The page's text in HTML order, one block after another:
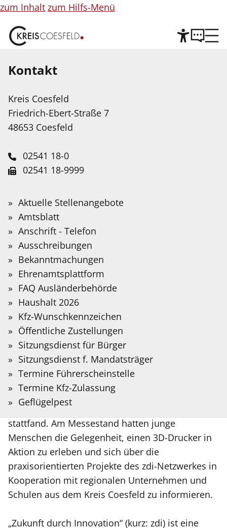
zum Inhalt zum Hilfs-Menü
Copyright
©
Service-Portal
Das Team des zdi-
Netzwerkes und der
Kommunalen Koordinierung
KAoA des Kreises Coesfeld
auf der CoeMBO 2024
Meldung
vom:
19.11.2024
Das Team des zdi-Netzwerkes und der
Kommunalen Koordinierungsstelle „Kein
Anschluss ohne Abschluss“ (kurz: KAoA) des
Kreises Coesfeld präsentierte sich mit seinen
Angeboten auf der Berufsinformationsmesse
CoeMBO in Coesfeld, die am 16.11.2024
stattfand. Am Messestand hatten junge
Menschen die Gelegenheit, einen 3D-Drucker in
Aktion zu erleben und sich über die
praxisorientierten Projekte des zdi-Netzwerkes in
Kooperation mit regionalen Unternehmen und
Schulen aus dem Kreis Coesfeld zu informieren.
„Zukunft durch Innovation“ (kurz: zdi) ist eine
Hilfe
Leichte Sprache
Wir stellen Inhalte unserer Web-Seite in Leichter
Hilfe Künstlicher Intelligenz weiter ausgebaut.
Gebärdensprache
Auf der folgenden Seite stellen wir Informationen
in Deutscher Gebärdensprache bereit, die mit
Hilfe Künstlicher Intelligenz übersetzt wurden.
Gebärdensprache
Kontakt
Kreis Coesfeld
Friedrich-Ebert-Straße 7
48653 Coesfeld
02541 18-0
02541 18-9999
info@kreis-coesfeld.de
Kontaktformular
Suche
Wonach
suchen
Sie?
Bitte
Suchbegriff
eingeben.
Aktuelle Stellenangebote
Amtsblatt
Anschrift - Telefon
Ausschreibungen
Bekanntmachungen
Ehrenamtsplattform
FAQ Ausländerbehörde
Haushalt 2026
Kfz-Wunschkennzeichen
Öffentliche Zustellungen
Sitzungsdienst für Bürger
Sitzungsdienst f. Mandatsträger
Termine Führerscheinstelle
Termine Kfz-Zulassung
Geflügelpest